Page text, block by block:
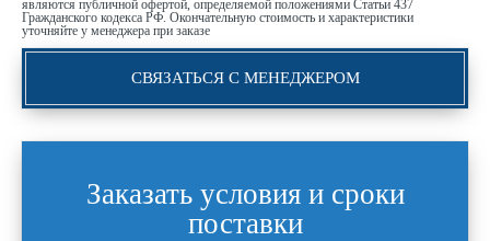
являются публичной офертой, определяемой положениями Статьи 437
Гражданского кодекса РФ. Окончательную стоимость и характеристики
уточняйте у менеджера при заказе
СВЯЗАТЬСЯ С МЕНЕДЖЕРОМ
Заказать условия и сроки
поставки